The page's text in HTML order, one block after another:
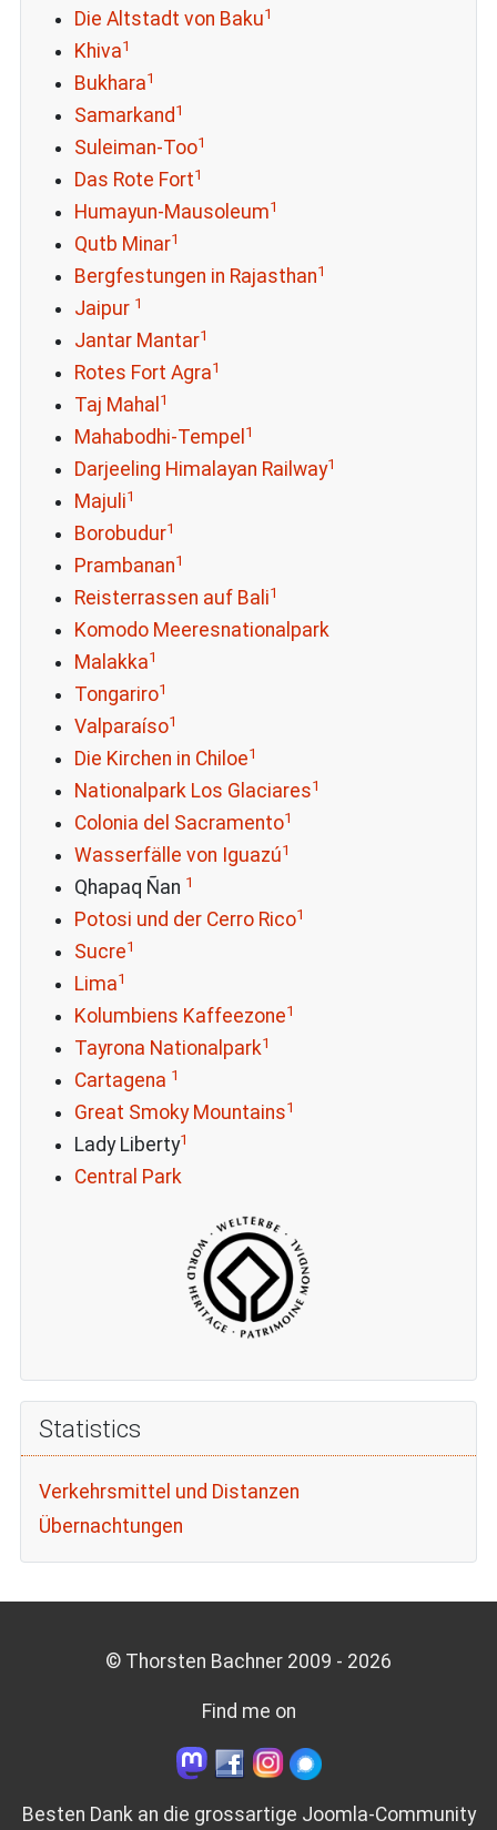
Die Altstadt von Baku1
Khiva1
Bukhara1
Samarkand 1
Suleiman-Too1
Das Rote Fort1
Humayun-Mausoleum1
Qutb Minar1
Bergfestungen in Rajasthan1
Jaipur 1
Jantar Mantar1
Rotes Fort Agra1
Taj Mahal 1
Mahabodhi-Tempel 1
Darjeeling Himalayan Railway1
Majuli1
Borobudur1
Prambanan1
Reisterrassen auf Bali1
Komodo Meeresnationalpark
Malakka1
Tongariro1
Valparaíso1
Die Kirchen in Chiloe1
Nationalpark Los Glaciares1
Colonia del Sacramento1
Wasserfälle von Iguazú1
Qhapaq Ñan 1
Potosi und der Cerro Rico1
Sucre1
Lima1
Kolumbiens Kaffeezone1
Tayrona Nationalpark1
Cartagena 1
Great Smoky Mountains1
Lady Liberty1
Central Park
Statistics
Verkehrsmittel und Distanzen
Übernachtungen
© Thorsten Bachner 2009 - 2026
Find me on
Besten Dank an die grossartige Joomla-Community